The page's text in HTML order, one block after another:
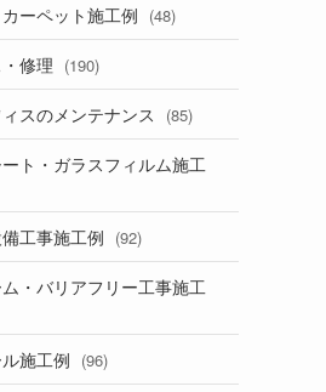
ーペット施工例 (48)
修理 (190)
スのメンテナンス (85)
ト・ガラスフィルム施工
工事施工例 (92)
・バリアフリー工事施工
施工例 (96)